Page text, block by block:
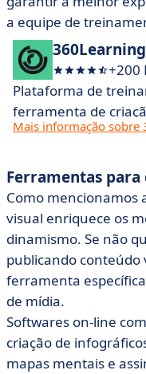
a equipe de
360Learning
+200
Plataforma de
ferramenta de
Mais informação sobre
Ferramentas
Como
visual enriquece os
dinamismo. Se não
publicando conteúdo
ferramenta
de mídia.
Softwares on-line
criação de
mapas mentais e